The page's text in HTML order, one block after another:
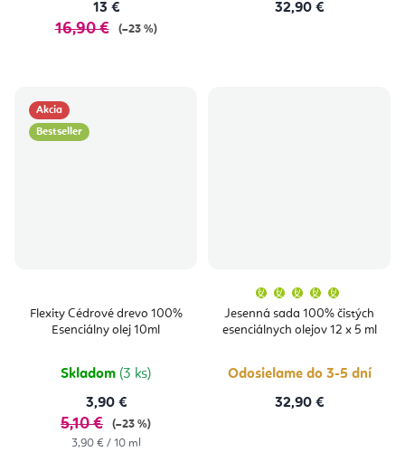
13 €
16,90 € (–23 %)
32,90 €
Akcia
Bestseller
Flexity Cédrové drevo 100%
Esenciálny olej 10ml
Skladom (3 ks)
3,90 €
5,10 €
(–23 %)
Jednotková
3,90 € / 10 ml
Jesenná sada 100% čistých
esenciálnych olejov 12 x 5 ml
produktu
je
5,0
Odosielame do 3-5 dní
32,90 €